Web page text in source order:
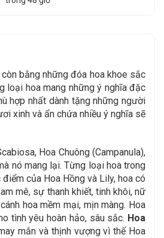
bằng những đóa hoa khoe sắc
loại hoa mang những ý nghĩa đặc
hợp nhất dành tặng những người
xinh và ẩn chứa nhiều ý nghĩa sẽ
Hoa Chuông (Campanula),
nó mang lại. Từng loại hoa trong
của Hoa Hồng và Lily, hoa có
mê, sự thanh khiết, tinh khôi, nữ
hoa mềm mại, mịn màng. Hoa
tình yêu hoàn hảo, sâu sắc. Hoa
mắn và thịnh vượng vì thế Hoa